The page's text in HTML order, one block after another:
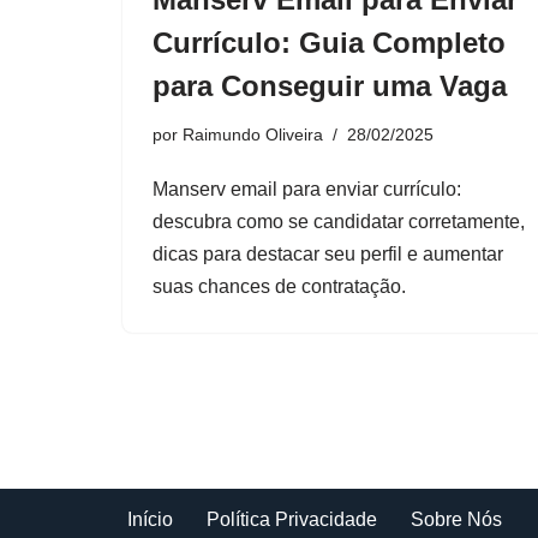
Currículo: Guia Completo
para Conseguir uma Vaga
por Raimundo Oliveira 28/02/2025
Manserv email para enviar currículo:
descubra como se candidatar corretamente,
dicas para destacar seu perfil e aumentar
suas chances de contratação.
Início Política Privacidade
Sobre Nós